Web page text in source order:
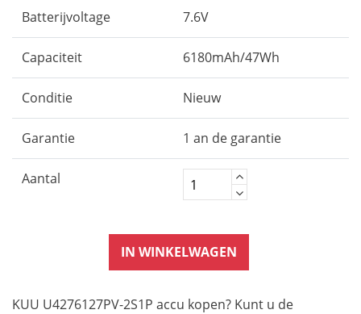
Batterijvoltage 7.6V
Capaciteit 6180mAh/47Wh
Conditie Nieuw
Garantie 1 an de garantie
Aantal
IN WINKELWAGEN
KUU U4276127PV-2S1P accu kopen? Kunt u de